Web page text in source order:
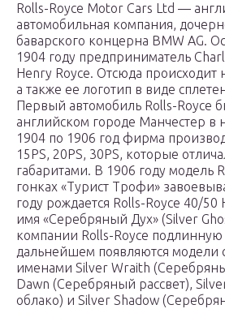
Rolls-Royce Motor Cars Ltd —
автомобильная компания,
баварского концерна BMW AG.
1904 году предприниматель
Henry Royce. Отсюда происходит
а также ее логотип в виде
Первый автомобиль Rolls-Royce
английском городе Манчестер в
1904 по 1906 год фирма
15PS, 20PS, 30PS, которые
габаритами. В 1906 году модель
гонках «Турист Трофи»
году рождается Rolls-Royce 40/
имя «Серебряный Дух» (Silver
компании Rolls-Royce подлинную
дальнейшем появляются модели
именами Silver Wraith
Dawn (Серебряный рассвет),
облако) и Silver Shadow